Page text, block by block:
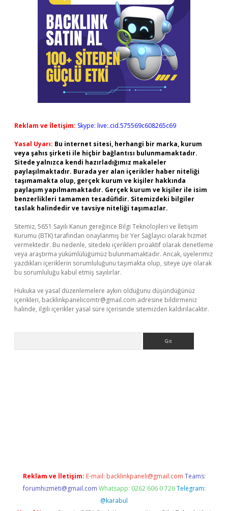
Reklam ve İletişim: Skype: live:.cid.575569c608265c69
Yasal Uyarı: Bu internet sitesi, herhangi bir marka, kurum
veya şahıs şirketi ile hiçbir bağlantısı bulunmamaktadır.
Sitede yalnızca kendi hazırladığımız makaleler
paylaşılmaktadır. Burada yer alan içerikler haber niteliği
taşımamakta olup, gerçek kurum ve kişiler hakkında
paylaşım yapılmamaktadır. Gerçek kurum ve kişiler ile isim
benzerlikleri tamamen tesadüfidir. Sitemizdeki bilgiler
taslak halindedir ve tavsiye niteliği taşımazlar.
Sitemiz, 5651 Sayılı Kanun gereğince Bilgi Teknolojileri ve İletişim
Kurumu (BTK) tarafından onaylanmış bir Yer Sağlayıcı olarak hizmet
vermektedir. Bu nedenle, sitedeki içerikleri proaktif olarak denetleme
veya araştırma yükümlülüğümüz bulunmamaktadır. Ancak, üyelerimiz
yazdıkları içeriklerin sorumluluğunu taşımakta olup, siteye üye olarak
bu sorumluluğu kabul etmiş sayılırlar.
Hukuka ve yasal düzenlemelere aykırı olduğunu düşündüğünüz
içerikleri, backlinkpanelicomtr@gmail.com adresine bildirmeniz
halinde, ilgili içerikler yasal süre içerisinde sitemizden kaldırılacaktır.
Reklam ve İletişim: E-mail: backlinkpaneli@gmail.com Teams:
forumhizmeti@gmail.com Whatsapp: 0262 606 0 726 Telegram:
@karabul